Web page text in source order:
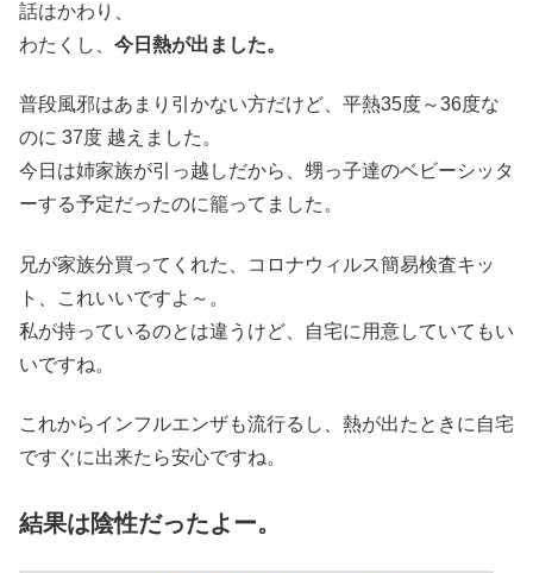
話はかわり、
わたくし、 今日熱が出ました。
普段風邪はあまり引かない方だけど、平熱35度～36度な
のに 37度 越えました。
今日は姉家族が引っ越しだから、甥っ子達のベビーシッタ
ーする予定だったのに籠ってました。
兄が家族分買ってくれた、コロナウィルス簡易検査キッ
ト、これいいですよ～。
私が持っているのとは違うけど、自宅に用意していてもい
いですね。
これからインフルエンザも流行るし、熱が出たときに自宅
ですぐに出来たら安心ですね。
結果は陰性だったよー。